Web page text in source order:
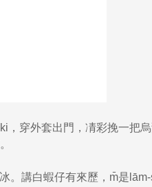
穿外套出門，凊彩挽一把
。講白蝦仔有來歷，m̄是